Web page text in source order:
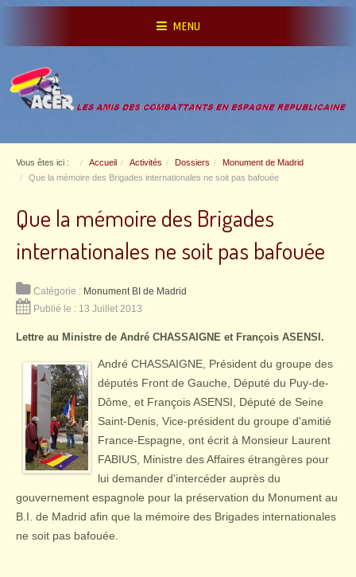
MENU
Vous êtes ici : Accueil Activités Dossiers
Monument de Madrid
Que la mémoire des Brigades internationales ne soit pas bafouée
Que la mémoire des Brigades
internationales ne soit pas bafouée
Catégorie : Monument BI de Madrid
Publié le : 13 Juillet 2013
Lettre au Ministre de André CHASSAIGNE et François ASENSI.
André CHASSAIGNE, Président du groupe des
députés Front de Gauche, Député du Puy-de-
Dôme, et François ASENSI, Député de Seine
Saint-Denis, Vice-président du groupe d'amitié
France-Espagne, ont écrit à Monsieur Laurent
FABIUS, Ministre des Affaires étrangères pour
lui demander d'intercéder auprès du
gouvernement espagnole pour la préservation du Monument au
B.I. de Madrid afin que la mémoire des Brigades internationales
ne soit pas bafouée.